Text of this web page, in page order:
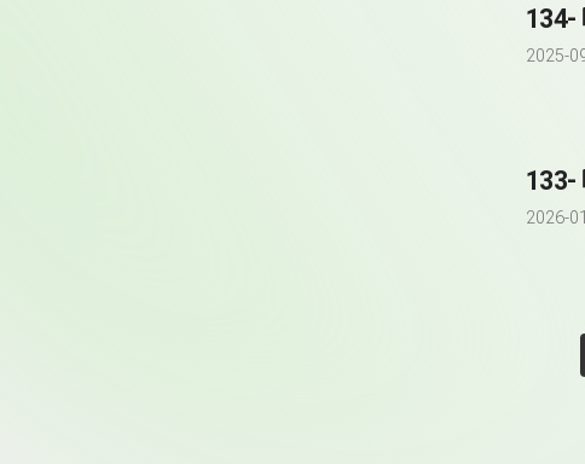
134-
2025-
133-
2026-